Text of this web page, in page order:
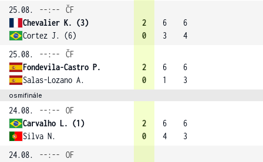
25.08.
--:--
ČF
Chevalier K. (3)
Cortez J. (6)
2
0
6
3
6
4
25.08.
--:--
ČF
Fondevila-Castro P.
Salas-Lozano A.
2
0
6
1
6
3
osmifinále
24.08. --:--
OF
Carvalho L. (1)
Silva N.
2
0
6
4
6
3
24.08.
--:--
OF